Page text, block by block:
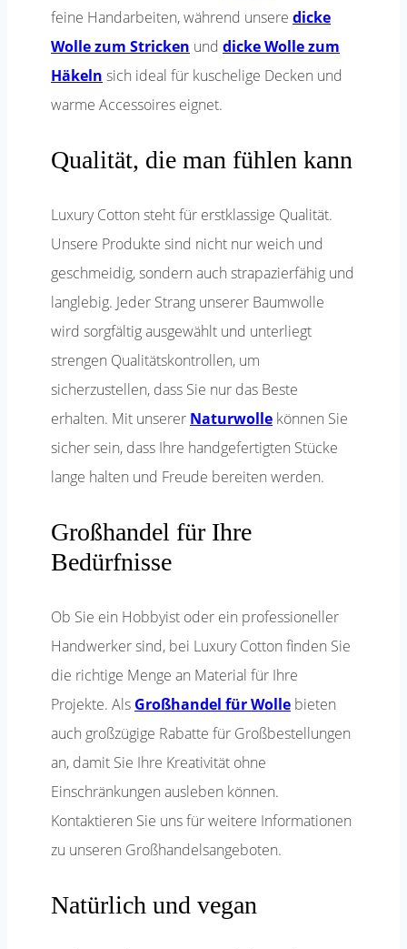
feine Handarbeiten, während unsere dicke
Wolle zum Stricken und dicke Wolle zum
Häkeln sich ideal für kuschelige Decken und
warme Accessoires eignet.
Qualität, die man fühlen kann
Luxury Cotton steht für erstklassige Qualität.
Unsere Produkte sind nicht nur weich und
geschmeidig, sondern auch strapazierfähig und
langlebig. Jeder Strang unserer Baumwolle
wird sorgfältig ausgewählt und unterliegt
strengen Qualitätskontrollen, um
sicherzustellen, dass Sie nur das Beste
erhalten. Mit unserer Naturwolle können Sie
sicher sein, dass Ihre handgefertigten Stücke
lange halten und Freude bereiten werden.
Großhandel für Ihre
Bedürfnisse
Ob Sie ein Hobbyist oder ein professioneller
Handwerker sind, bei Luxury Cotton finden Sie
die richtige Menge an Material für Ihre
Projekte. Als Großhandel für Wolle bieten
auch großzügige Rabatte für Großbestellungen
an, damit Sie Ihre Kreativität ohne
Einschränkungen ausleben können.
Kontaktieren Sie uns für weitere Informationen
zu unseren Großhandelsangeboten.
Natürlich und vegan